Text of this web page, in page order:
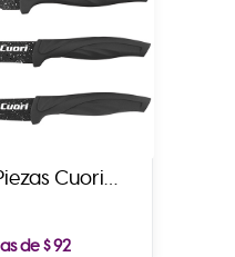
Cuori
de $ 92